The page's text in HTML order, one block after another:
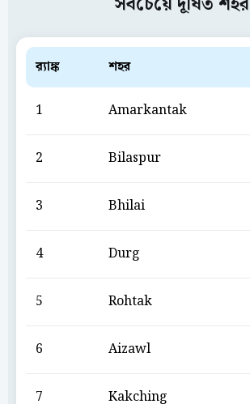
ব়্যাঙ্ক শহর
1 Amarkantak
2 Bilaspur
3 Bhilai
4 Durg
5 Rohtak
6 Aizawl
7 Kakching